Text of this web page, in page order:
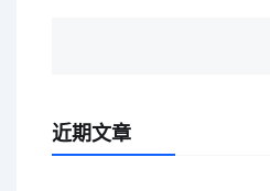
近期文章